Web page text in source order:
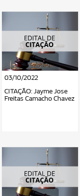
03/10/2022
CITAÇÃO: Jayme Jose
Freitas Camacho Chavez